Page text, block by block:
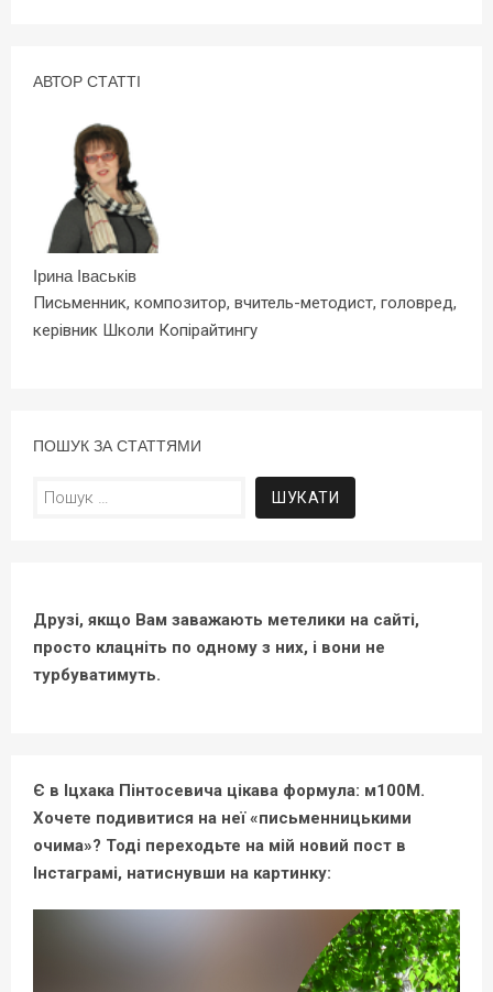
АВТОР СТАТТІ
Ірина Іваськів
Письменник, композитор, вчитель-методист, головред,
керівник Школи Копірайтингу
ПОШУК ЗА СТАТТЯМИ
Пошук:
Друзі, якщо Вам заважають метелики на сайті,
просто клацніть по одному з них, і вони не
турбуватимуть.
Є в Іцхака Пінтосевича цікава формула: м100М.
Хочете подивитися на неї «письменницькими
очима»? Тоді переходьте на мій новий пост в
Інстаграмі, натиснувши на картинку: